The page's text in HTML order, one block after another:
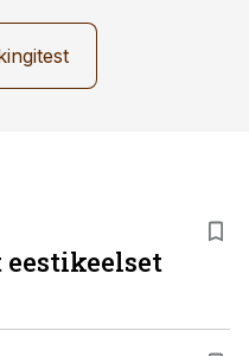
eestikeelset